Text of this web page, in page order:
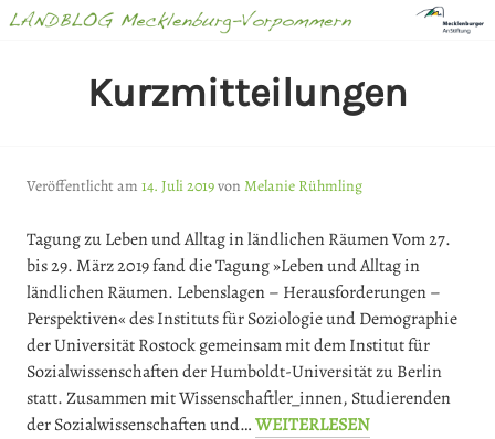
Springe
LANDBLOG
VORPOMMERN
Kurzmitteilungen
Veröffentlicht am 14. Juli 2019von Melanie Rühmling
Tagung zu Leben und Alltag in ländlichen Räumen Vom 27.
bis 29. März 2019 fand die Tagung »Leben und Alltag in
ländlichen Räumen. Lebenslagen – Herausforderungen –
Perspektiven« des Instituts für Soziologie und Demographie
der Universität Rostock gemeinsam mit dem Institut für
Sozialwissenschaften der Humboldt-Universität zu Berlin
statt. Zusammen mit Wissenschaftler_innen, Studierenden
der Sozialwissenschaften und…WEITERLESEN